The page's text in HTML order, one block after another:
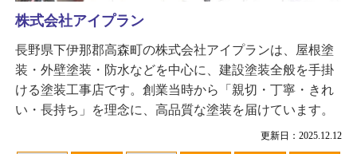
更新日：2025.12.12
株式会社アイプラン
長野県下伊那郡高森町の株式会社アイプランは、屋根塗
装・外壁塗装・防水などを中心に、建設塗装全般を手掛
ける塗装工事店です。創業当時から「親切・丁寧・きれ
い・長持ち」を理念に、高品質な塗装を届けています。